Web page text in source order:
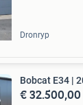
Dronryp
Bobcat E34 |
€ 32.500,00